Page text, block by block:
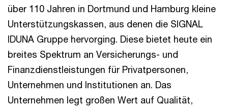
über 110 Jahren in Dortmund und Hamburg kleine
Unterstützungskassen, aus denen die SIGNAL
IDUNA Gruppe hervorging. Diese bietet heute ein
breites Spektrum an Versicherungs- und
Finanzdienstleistungen für Privatpersonen,
Unternehmen und Institutionen an. Das
Unternehmen legt großen Wert auf Qualität,